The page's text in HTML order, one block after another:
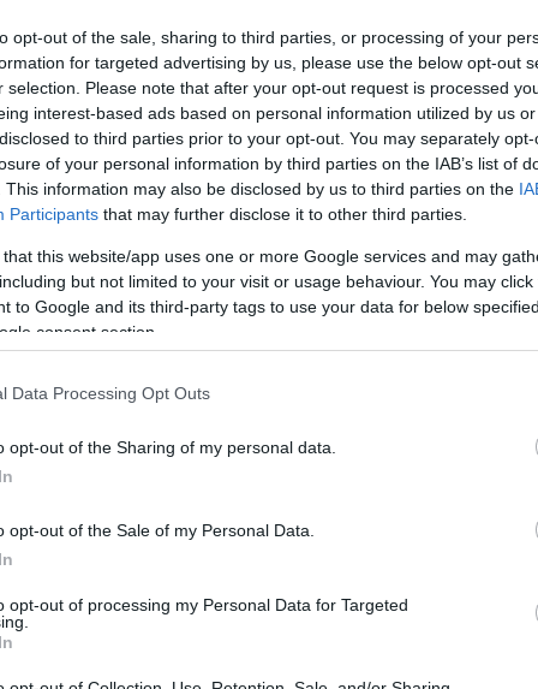
opt-out of the sale, sharing to third parties, or processing of your
for targeted advertising by us, please use the below opt-out
selection. Please note that after your opt-out request is processed
interest-based ads based on personal information utilized by us
to third parties prior to your opt-out. You may separately
of your personal information by third parties on the IAB’s list of
This information may also be disclosed by us to third parties on the
Participants that may further disclose it to other third parties.
that this website/app uses one or more Google services and may
but not limited to your visit or usage behaviour. You may
to Google and its third-party tags to use your data for below
consent section.
Data Processing Opt Outs
opt-out of the Sharing of my personal data.
opt-out of the Sale of my Personal Data.
opt-out of processing my Personal Data for Targeted
con Bruxellesper garantire i fondi dell’UE
cosa è più importante
il riavvio dell’oleodotto Druzhbapotrebbe
leadership ungheresesui fondi in sospeso
forma di contraccezione